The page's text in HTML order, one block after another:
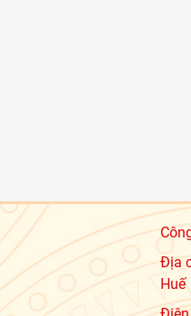
Địa
Huế